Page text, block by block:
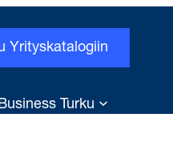
Yrityskatalogiin
Turku